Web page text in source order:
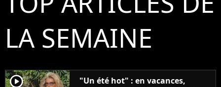
LA SEMAINE
player2
"Un été hot" : en vacances,